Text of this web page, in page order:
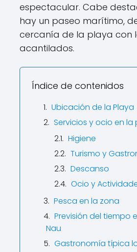
espectacular. Cabe
hay un paseo marítimo,
cercanía de la playa con
acantilados.
Índice de contenidos
Ubicación de la Playa
Servicios y ocio en la
Higiene
Turismo y
Descanso
Ocio y
Pesca en la zona
Previsión del tiempo
Nau
Gastronomía típica